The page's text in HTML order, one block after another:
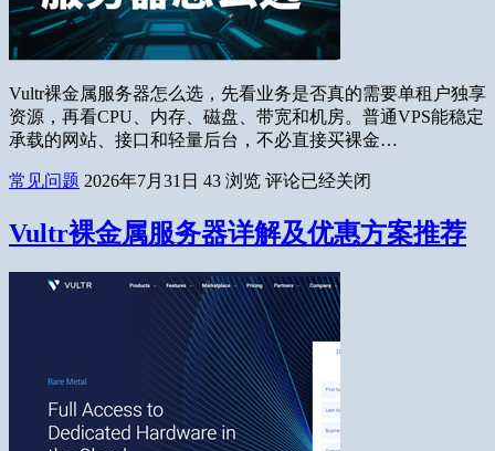
Vultr裸金属服务器怎么选，先看业务是否真的需要单租户独享
资源，再看CPU、内存、磁盘、带宽和机房。普通VPS能稳定
承载的网站、接口和轻量后台，不必直接买裸金…
常见问题 2026年7月31日 43 浏览 评论已经关闭
Vultr裸金属服务器详解及优惠方案推荐